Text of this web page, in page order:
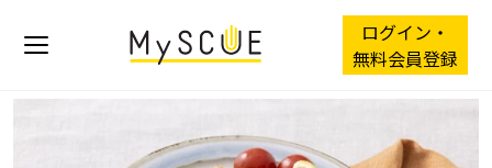
ログイン・
無料会員登録